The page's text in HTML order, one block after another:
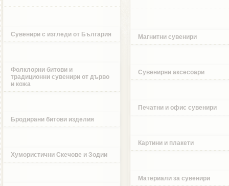
Сувенири с изгледи от България
Фолклорни битови и
традиционни сувенири от дърво
и кожа
Бродирани битови изделия
Хумористични Скечове и Зодии
Магнитни сувенири
Сувенирни аксесоари
Печатни и офис сувенири
Картини и плакети
Материали за сувенири